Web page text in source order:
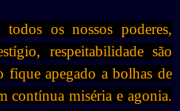
todos os nossos poderes,
respeitabilidade são
fique apegado a bolhas de
contínua miséria e agonia.